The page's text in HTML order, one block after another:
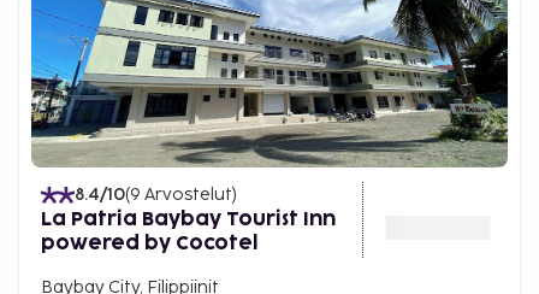
8.4/10(9 Arvostelut)
La Patria Baybay Tourist Inn
powered by Cocotel
Baybay City, Filippiinit